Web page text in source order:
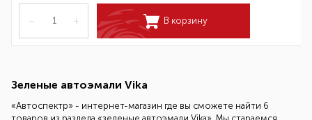
– + В корзину
Зеленые автоэмали Vika
«Автоспектр» - интернет-магазин где вы сможете найти 6